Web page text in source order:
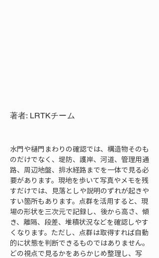
著者: LRTKチーム
水門や樋門まわりの確認では、構造物そのも
のだけでなく、堤防、護岸、河道、管理用通
路、周辺地盤、排水経路までを一体で見る必
要があります。現地を歩いて写真やメモを残
すだけでは、見落としや説明のずれが起きや
すい箇所もあります。点群を活用すると、現
場の形状を三次元で記録し、後から高さ、傾
き、離隔、段差、堆積状況などを確認しやす
くなります。ただし、点群は取得すれば自動
的に状態を判断できるものではありません。
どの視点で見るかをあらかじめ整理し、写